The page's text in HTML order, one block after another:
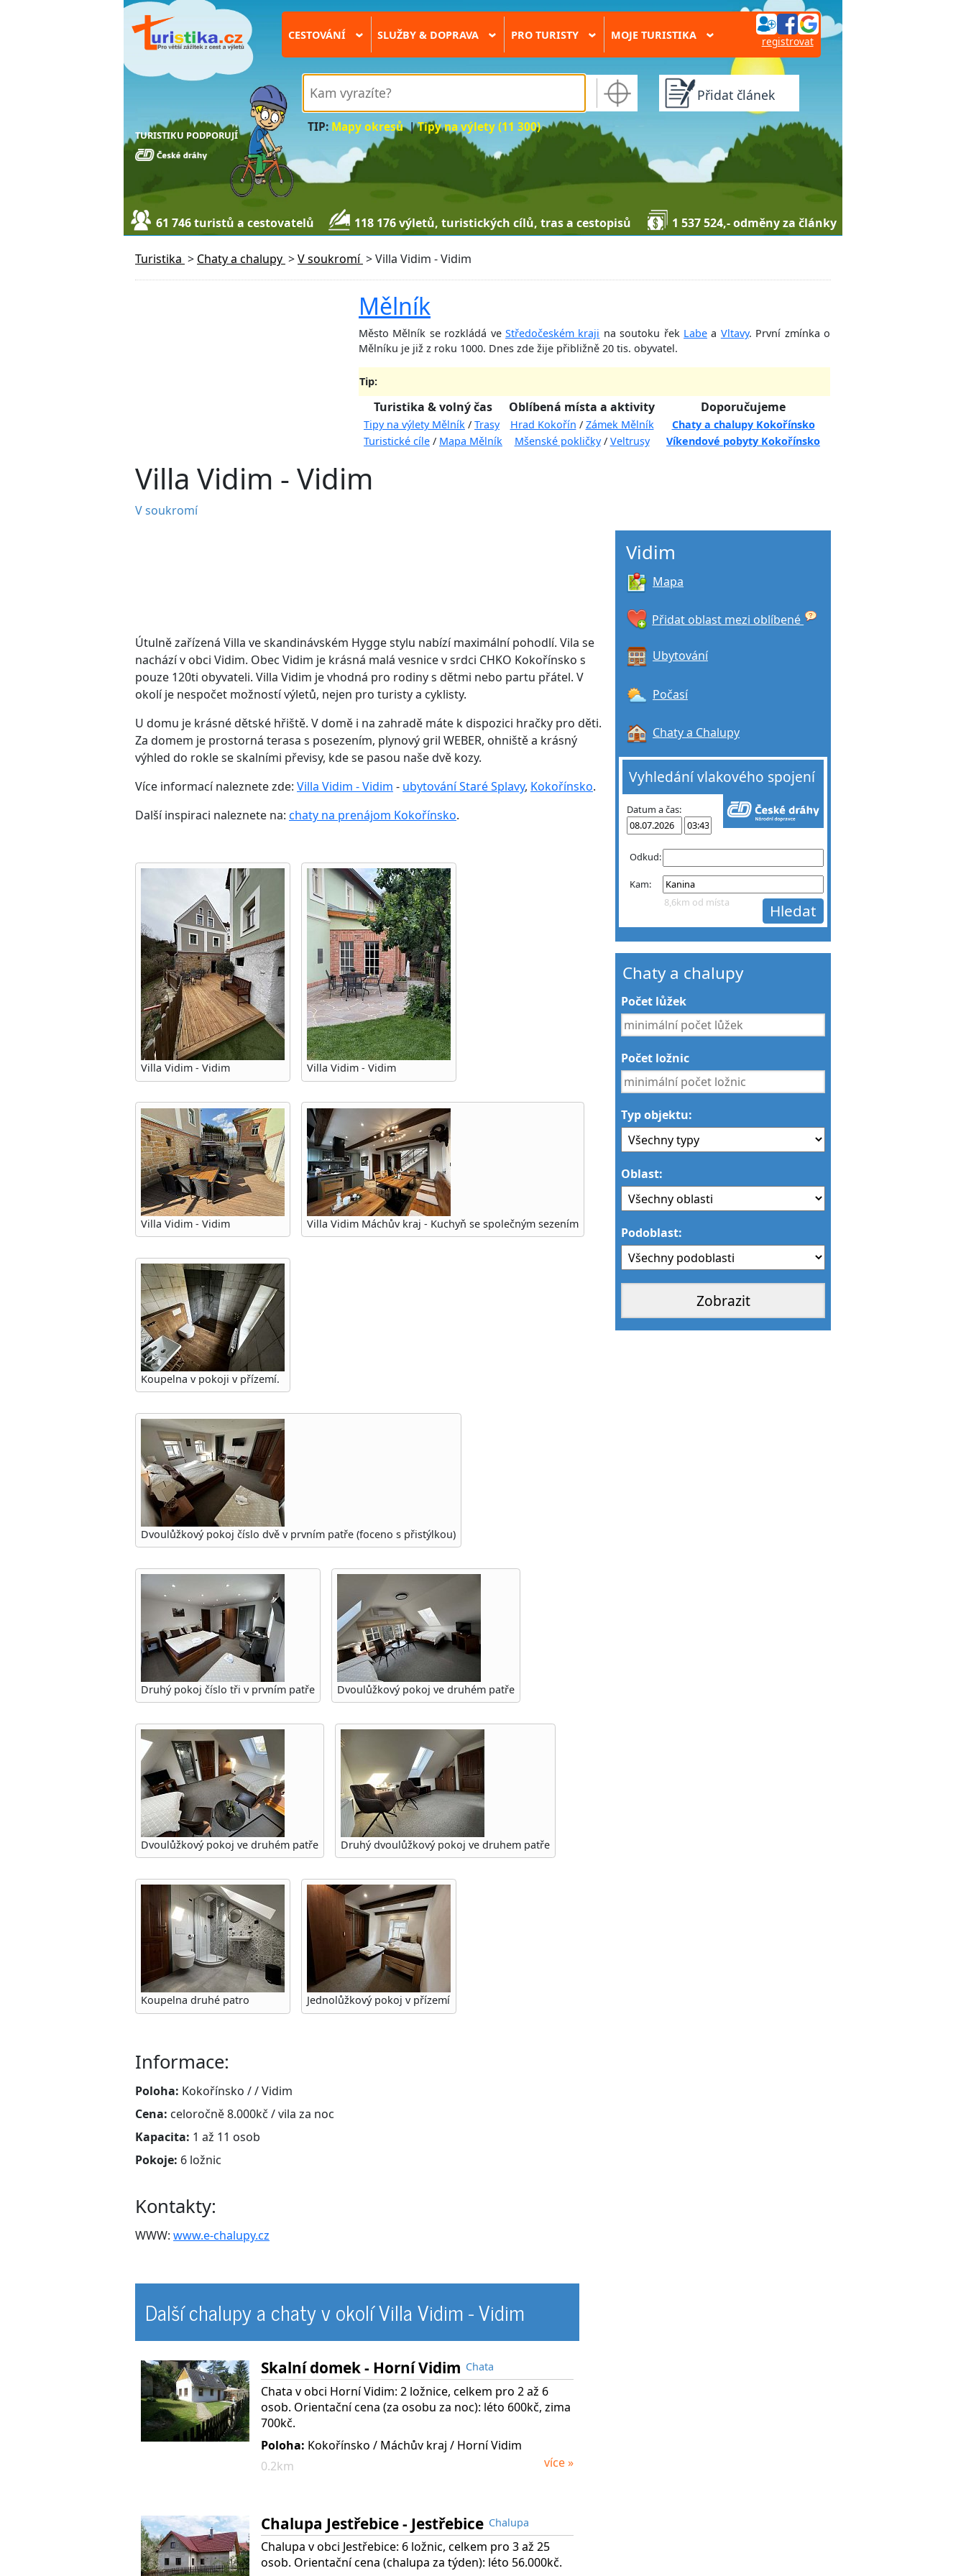
TURISTIKU PODPORUJÍ
CESTOVÁNÍ › SLUŽBY & DOPRAVA › PRO TURISTY › MOJE TURISTIKA › registrovat
TIP: Mapy okresů|Tipy na výlety (11 300)
Přidat článek
61 746 turistů a cestovatelů 118 176 výletů, turistických cílů, tras a cestopisů 1 537 524,- odměny za články
Turistika > Chaty a chalupy >V soukromí >Villa Vidim - Vidim
Mělník
Město Mělník se rozkládá ve Středočeském kraji na soutoku řek Labe a Vltavy. První zmínka o
Mělníku je již z roku 1000. Dnes zde žije přibližně 20 tis. obyvatel.
Tip:
Turistika & volný čas Oblíbená místa a aktivity Doporučujeme
Tipy na výlety Mělník / Trasy Hrad Kokořín / Zámek Mělník
Chaty a chalupy Kokořínsko
Turistické cíle / Mapa Mělník Mšenské pokličky/ Veltrusy Víkendové pobyty Kokořínsko
Villa Vidim - Vidim
V soukromí
Útulně zařízená Villa ve skandinávském Hygge stylu nabízí maximální pohodlí. Vila se
nachází v obci Vidim. Obec Vidim je krásná malá vesnice v srdci CHKO Kokořínsko s
pouze 120ti obyvateli. Villa Vidim je vhodná pro rodiny s dětmi nebo partu přátel. V
okolí je nespočet možností výletů, nejen pro turisty a cyklisty.
U domu je krásné dětské hřiště. V domě i na zahradě máte k dispozici hračky pro děti.
Za domem je prostorná terasa s posezením, plynový gril WEBER, ohniště a krásný
výhled do rokle se skalními převisy, kde se pasou naše dvě kozy.
Více informací naleznete zde: Villa Vidim - Vidim - ubytování Staré Splavy, Kokořínsko.
Další inspiraci naleznete na: chaty na prenájom Kokořínsko.
Villa Vidim - Vidim Villa Vidim - Vidim
Villa Vidim - Vidim Villa Vidim Máchův kraj - Kuchyň se společným sezením
Koupelna v pokoji v přízemí.
Dvoulůžkový pokoj číslo dvě v prvním patře (foceno s přistýlkou)
Druhý pokoj číslo tři v prvním patře Dvoulůžkový pokoj ve druhém patře
Dvoulůžkový pokoj ve druhém patře Druhý dvoulůžkový pokoj ve druhem patře
Koupelna druhé patro Jednolůžkový pokoj v přízemí
Informace:
Poloha: Kokořínsko / / Vidim
Cena: celoročně 8.000kč / vila za noc
Kapacita: 1 až 11 osob
Pokoje: 6 ložnic
Kontakty:
WWW: www.e-chalupy.cz
Vidim
Mapa
Přidat oblast mezi oblíbené
Ubytování
Počasí
Chaty a Chalupy
Vyhledání vlakového spojení
Datum a čas:
Odkud:
Kam:
8,6km od místa
Chaty a chalupy
Počet lůžek
Počet ložnic
Typ objektu:
Oblast:
Podoblast:
Další chalupy a chaty v okolí Villa Vidim - Vidim
Skalní domek - Horní Vidim Chata
Chata v obci Horní Vidim: 2 ložnice, celkem pro 2 až 6
osob. Orientační cena (za osobu za noc): léto 600kč, zima
700kč.
Poloha: Kokořínsko / Máchův kraj / Horní Vidim
0.2km
více »
Chalupa Jestřebice - Jestřebice Chalupa
Chalupa v obci Jestřebice: 6 ložnic, celkem pro 3 až 25
osob. Orientační cena (chalupa za týden): léto 56.000kč.